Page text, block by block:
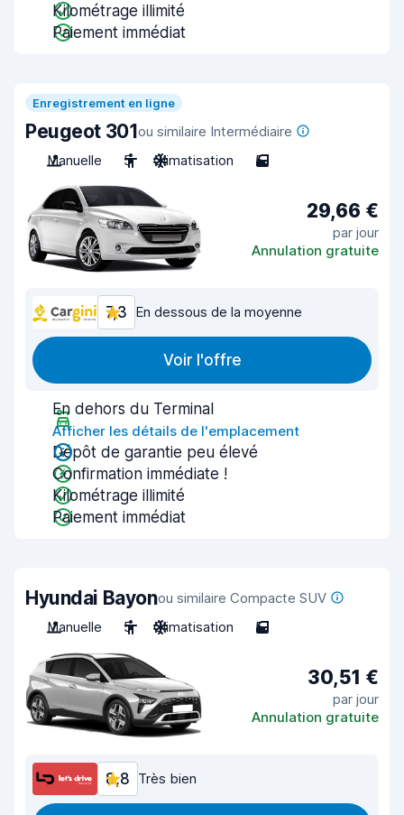
Kilométrage illimité
Paiement immédiat
Enregistrement en ligne
Peugeot 301ou similaire Intermédiaire
Manuelle
5 Climatisation 5
29,66 €
par jour
Annulation gratuite
7,3 En dessous de la moyenne
Voir l'offre
En dehors du Terminal
Afficher les détails de l'emplacement
Dépôt de garantie peu élevé
Confirmation immédiate !
Kilométrage illimité
Paiement immédiat
Hyundai Bayonou similaire Compacte SUV
Manuelle
5 Climatisation 5
30,51 €
par jour
Annulation gratuite
8,8 Très bien